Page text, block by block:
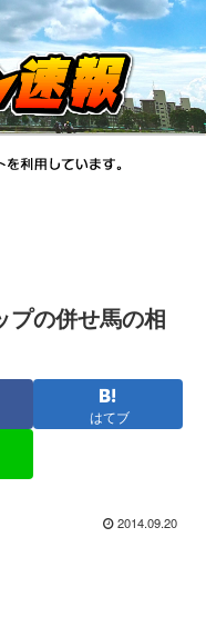
プの併せ馬の相
はてブ
2014.09.20